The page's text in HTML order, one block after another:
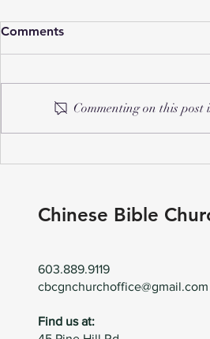
Comments
Commenting on this
Chinese Bible
603.889.9119
cbcgnchurchoffice@gmail.com
Find us at: